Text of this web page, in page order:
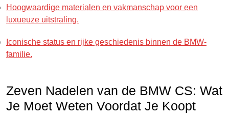
Hoogwaardige materialen en vakmanschap voor een
luxueuze uitstraling.
Iconische status en rijke geschiedenis binnen de BMW-
familie.
Zeven Nadelen van de BMW CS: Wat
Je Moet Weten Voordat Je Koopt